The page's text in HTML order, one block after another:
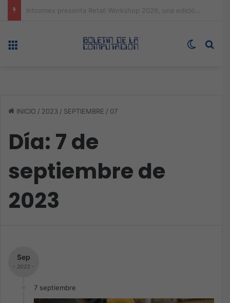
Switch
INICIO / 2023 / SEPTIEMBRE / 07
Día: 7 de
septiembre de
2023
Sep
- 2023 -
7 septiembre